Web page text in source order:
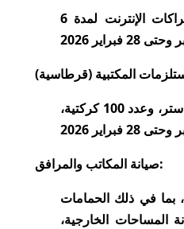
تشمل فواتير الاتصالات أو اشتراكات الإنترنت لمدة 6
تشمل على ملفات، أقلام، فلوماستر، وعدد 100 كركتية،
صيانة المكاتب والمرافق:
بما في ذلك الحمامات
المساحات الخارجية،